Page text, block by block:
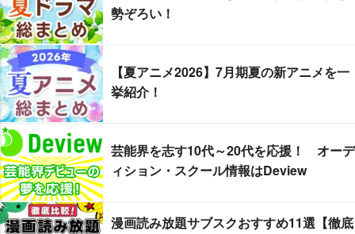
勢ぞろい！
【夏アニメ2026】7月期夏の新アニメを一
挙紹介！
芸能界を志す10代～20代を応援！ オーデ
ィション・スクール情報はDeview
漫画読み放題サブスクおすすめ11選【徹底